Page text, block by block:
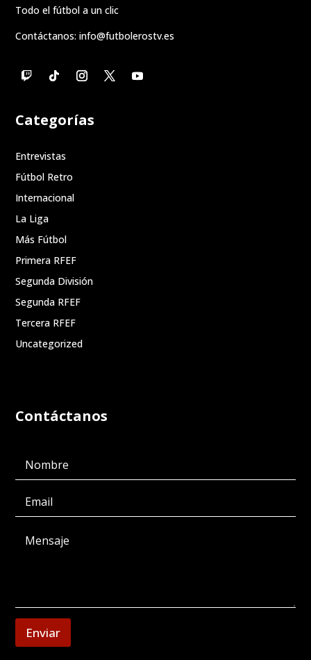
Todo el fútbol a un clic
Contáctanos:info@futbolerostv.es
Categorías
Entrevistas
Fútbol Retro
Internacional
La Liga
Más Fútbol
Primera RFEF
Segunda División
Segunda RFEF
Tercera RFEF
Uncategorized
Contáctanos
Enviar